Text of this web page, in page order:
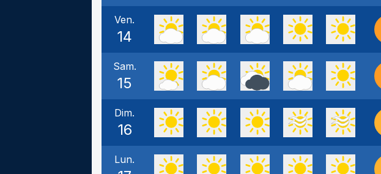
Ven.
14
Sam.
15
Dim.
16
Lun.